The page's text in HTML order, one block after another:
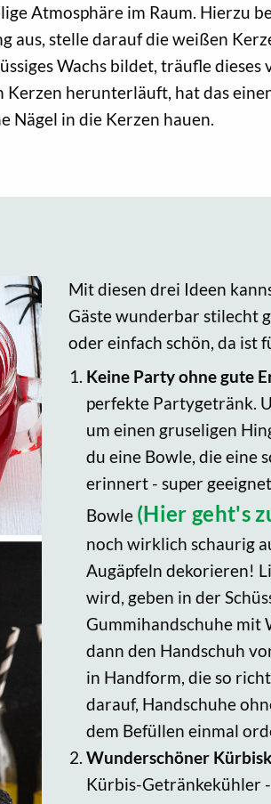
Atmosphäre im Raum. Hierzu
stelle darauf die weißen
Wachs bildet, träufle
Kerzen herunterläuft, hat das
Nägel in die Kerzen hauen.
Mit diesen drei Ideen
Gäste wunderbar stilecht
oder einfach schön, da ist
Keine Party ohne gute
perfekte Partygetränk.
um einen gruseligen
du eine Bowle, die eine
erinnert - super
Bowle (Hier geht's
noch wirklich schaurig
Augäpfeln dekorieren!
wird, geben in der
Gummihandschuhe mit
dann den Handschuh
in Handform, die so
darauf, Handschuhe
dem Befüllen einmal
Wunderschöner
Kürbis-Getränkekühler